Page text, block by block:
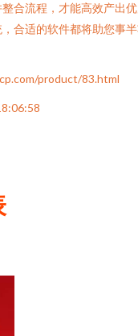
合流程，才能高效产出
合适的软件都将助您事
product/83.html